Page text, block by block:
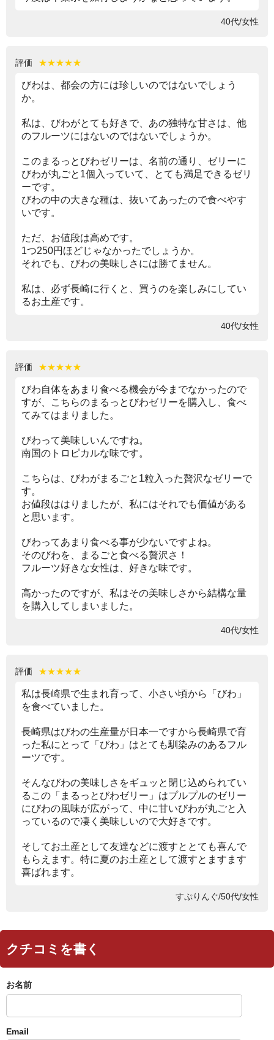
40代/女性
評価 ★★★★★
びわは、都会の方には珍しいのではないでしょう
か。
私は、びわがとても好きで、あの独特な甘さは、他
のフルーツにはないのではないでしょうか。
このまるっとびわゼリーは、名前の通り、ゼリーに
びわが丸ごと1個入っていて、とても満足できるゼリ
ーです。
びわの中の大きな種は、抜いてあったので食べやす
いです。
ただ、お値段は高めです。
1つ250円ほどじゃなかったでしょうか。
それでも、びわの美味しさには勝てません。
私は、必ず長崎に行くと、買うのを楽しみにしてい
るお土産です。
40代/女性
評価 ★★★★★
びわ自体をあまり食べる機会が今までなかったので
すが、こちらのまるっとびわゼリーを購入し、食べ
てみてはまりました。
びわって美味しいんですね。
南国のトロピカルな味です。
こちらは、びわがまるごと1粒入った贅沢なゼリーで
す。
お値段ははりましたが、私にはそれでも価値がある
と思います。
びわってあまり食べる事が少ないですよね。
そのびわを、まるごと食べる贅沢さ！
フルーツ好きな女性は、好きな味です。
高かったのですが、私はその美味しさから結構な量
を購入してしまいました。
40代/女性
評価 ★★★★★
私は長崎県で生まれ育って、小さい頃から「びわ」
を食べていました。
長崎県はびわの生産量が日本一ですから長崎県で育
った私にとって「びわ」はとても馴染みのあるフル
ーツです。
そんなびわの美味しさをギュッと閉じ込められてい
るこの「まるっとびわゼリー」はプルプルのゼリー
にびわの風味が広がって、中に甘いびわが丸ごと入
っているので凄く美味しいので大好きです。
そしてお土産として友達などに渡すととても喜んで
もらえます。特に夏のお土産として渡すとますます
喜ばれます。
すぷりんぐ/50代/女性
クチコミを書く
お名前
Email